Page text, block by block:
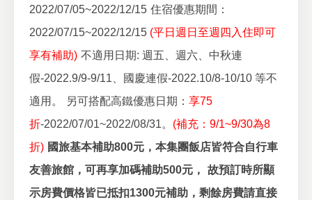
2022/07/05~2022/12/15 住宿優惠期間：
2022/07/15~2022/12/15 (平日週日至週四入住即可
享有補助) 不適用日期: 週五、週六、中秋連
假-2022.9/9-9/11、國慶連假-2022.10/8-10/10 等不
適用。
另可搭配高鐵優惠日期： 享75
折-2022/07/01~2022/08/31。 (補充：9/1~9/30為8
折) 國旅基本補助800元，本集團飯店皆符合自行車
友善旅館，可再享加碼補助500元，
故預訂時所顯
示房費價格皆已抵扣1300元補助，剩餘房費請直接